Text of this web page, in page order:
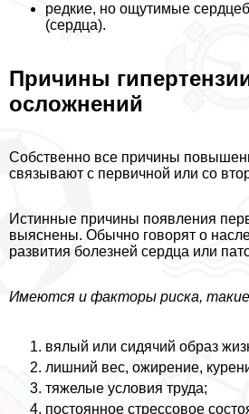
редкие, но ощутимые
(сердца).
Причины
осложнений
Собственно все причины
связывают с первичной или со
Истинные причины появления
выяснены. Обычно говорят о
развития болезней сердца или
Имеются и факторы риска, такие
вялый или сидячий образ
лишний вес, ожирение,
тяжелые условия труда;
постоянное стрессовое